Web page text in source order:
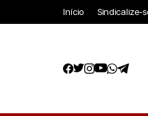
Início Sindicalize-